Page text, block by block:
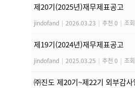
제20기(2025년)재무제표공고
jindofand | 2026.03.23 | 추천 0 | 조
제19기(2024년)재무제표공고
jindofand | 2025.03.25 | 추천 0 | 조
㈜진도 제20기~제22기 외부감